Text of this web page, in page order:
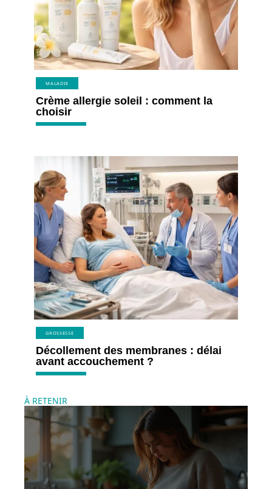
MALADIE
Crème allergie soleil : comment la
choisir
GROSSESSE
Décollement des membranes : délai
avant accouchement ?
À RETENIR